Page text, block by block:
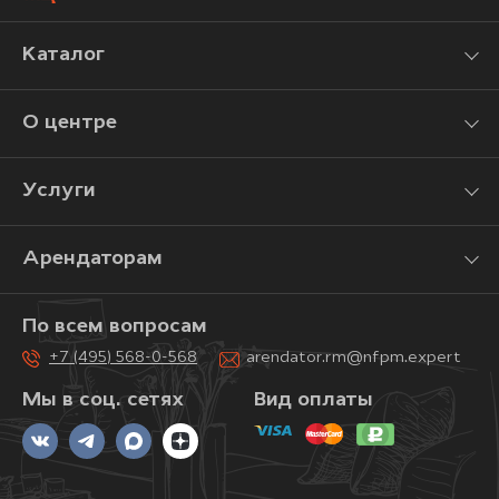
Каталог
О центре
Услуги
Арендаторам
Мы в соц. сетях
По всем вопросам
+7 (495) 568-0-568 arendator.rm@nfpm.expert
Вид оплаты